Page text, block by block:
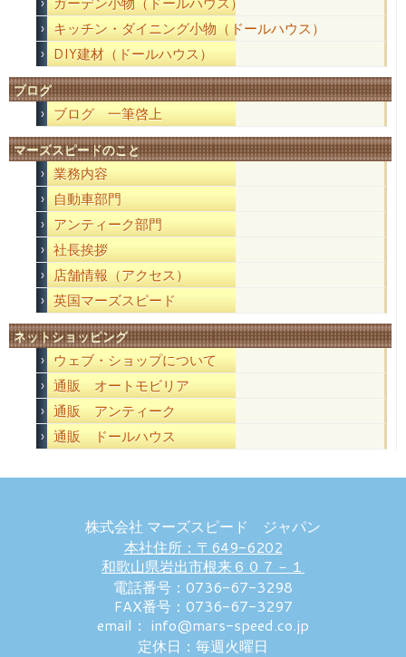
キッチン・ダイニング小物（ドールハウス）
DIY建材（ドールハウス）
ブログ
ブログ 一筆啓上
マーズスピードのこと
業務内容
自動車部門
アンティーク部門
社長挨拶
店舗情報（アクセス）
英国マーズスピード
ネットショッピング
ウェブ・ショップについて
通販 オートモビリア
通販 アンティーク
通販 ドールハウス
株式会社 マーズスピード ジャパン
本社住所：〒649-6202
和歌山県岩出市根来６０７－１
電話番号：0736-67-3298
FAX番号：0736-67-3297
email： info@mars-speed.co.jp
定休日：毎週火曜日